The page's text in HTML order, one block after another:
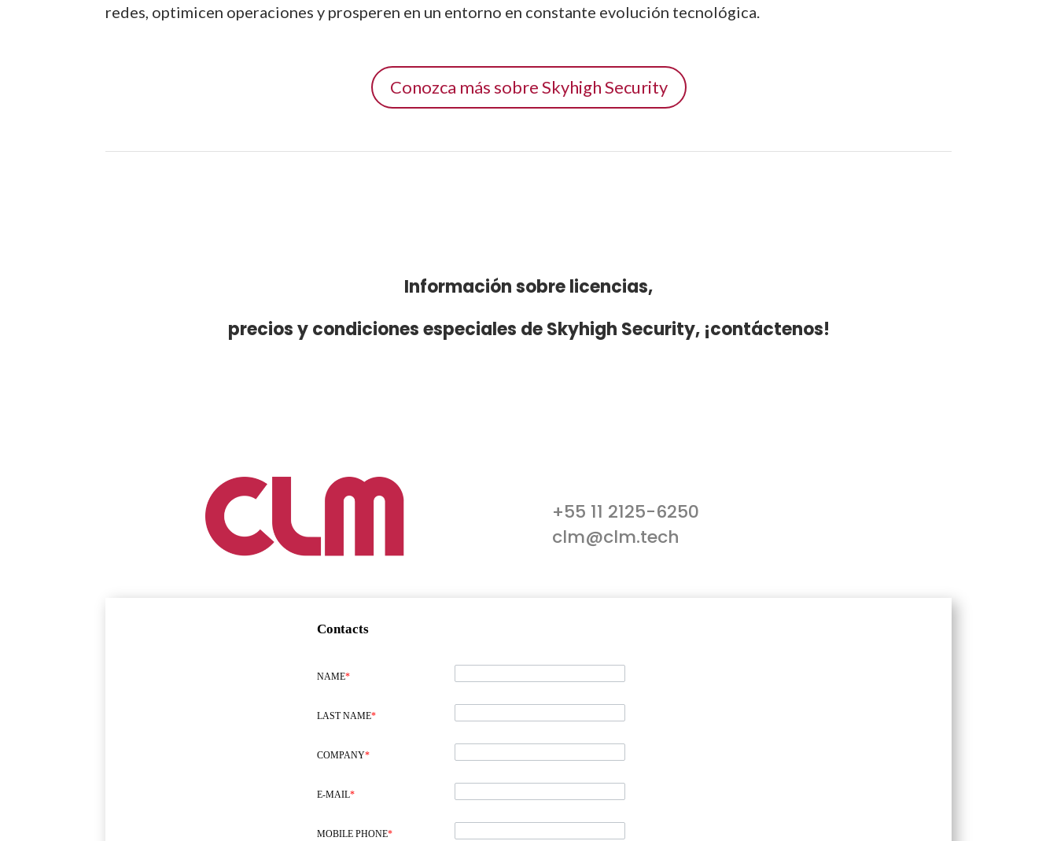
redes, optimicen operaciones y prosperen en un entorno en constante evolución tecnológica.
Conozca más sobre Skyhigh Security
Información sobre licencias,
precios y condiciones especiales de Skyhigh Security, ¡contáctenos!
+55 11 2125-6250
clm@clm.tech
Contacts
NAME*
LAST NAME*
COMPANY*
E-MAIL*
MOBILE PHONE*